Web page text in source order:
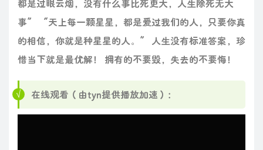
都是过眼云烟，没有什么事比死更大，人生除死无大
事” “天上每一颗星星，都是爱过我们的人，只要你真
的相信，你就是种星星的人。” 人生没有标准答案，珍
惜当下就是最优解！ 拥有的不要毁，失去的不要悔！
在线观看（由tyn提供播放加速）：